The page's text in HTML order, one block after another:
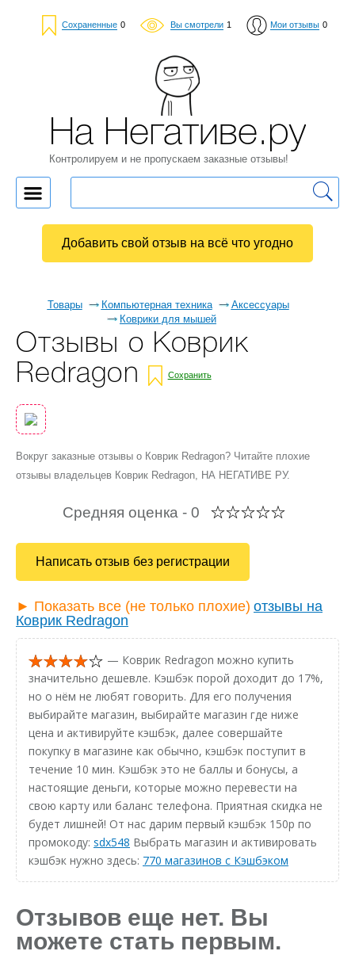
Сохраненные 0 Вы смотрели 1 Мои отзывы 0
Товары Компьютерная техника
Аксессуары
Коврики для мышей
Отзывы о Коврик
Redragon
Сохранить
Вокруг заказные отзывы о Коврик Redragon? Читайте плохие
отзывы владельцев Коврик Redragon, НА НЕГАТИВЕ РУ.
Средняя оценка - 0
Написать отзыв без регистрации
► Показать все (не только плохие) отзывы на
Коврик Redragon
— Коврик Redragon можно купить
значительно дешевле. Кэшбэк порой доходит до 17%,
но о нём не любят говорить. Для его получения
выбирайте магазин, выбирайте магазин где ниже
цена и активируйте кэшбэк, далее совершайте
покупку в магазине как обычно, кэшбэк поступит в
течение 10 мин. Кэшбэк это не баллы и бонусы, а
настоящие деньги, которые можно перевести на
свою карту или баланс телефона. Приятная скидка не
будет лишней! От нас дарим первый кэшбэк 150р по
промокоду: sdx548 Выбрать магазин и активировать
кэшбэк нужно здесь: 770 магазинов с Кэшбэком
Отзывов еще нет. Вы
можете стать первым.
На Негативе.ру
Контролируем и не пропускаем заказные отзывы!
Добавить свой отзыв на всё что угодно